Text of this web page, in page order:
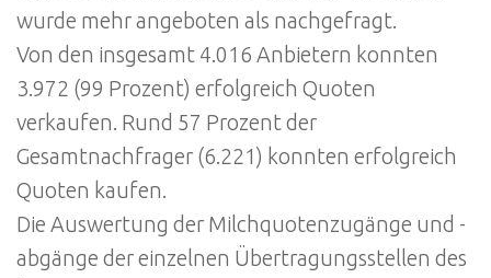
wurde mehr angeboten als nachgefragt.
Von den insgesamt 4.016 Anbietern konnten
3.972 (99 Prozent) erfolgreich Quoten
verkaufen. Rund 57 Prozent der
Gesamtnachfrager (6.221) konnten erfolgreich
Quoten kaufen.
Die Auswertung der Milchquotenzugänge und -
abgänge der einzelnen Übertragungsstellen des